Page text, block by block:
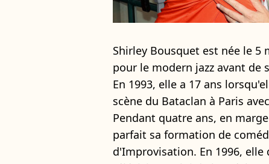
Shirley Bousquet est née le 5
pour le modern jazz avant
En 1993, elle a 17 ans
scène du Bataclan à Paris
Pendant quatre ans, en
parfait sa formation de
d'Improvisation. En 1996,